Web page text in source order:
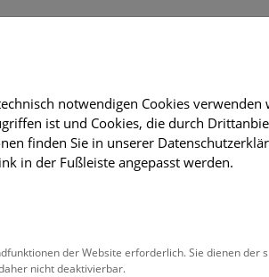
& Aktivitäten Deck 50
notwendigen Cookies verwenden
ist und Cookies, die durch
finden Sie in unserer
in der Fußleiste angepasst werden.
der Website erforderlich. Sie dienen der
nicht deaktivierbar.